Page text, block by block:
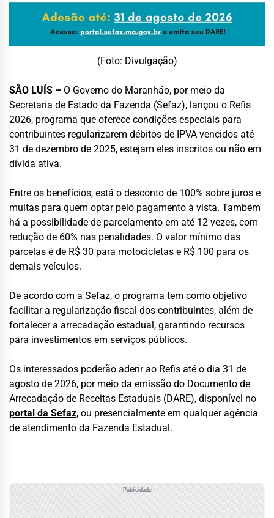
(Foto: Divulgação)
SÃO LUÍS – O Governo do Maranhão, por meio da
Secretaria de Estado da Fazenda (Sefaz), lançou o Refis
2026, programa que oferece condições especiais para
contribuintes regularizarem débitos de IPVA vencidos até
31 de dezembro de 2025, estejam eles inscritos ou não em
dívida ativa.
Entre os benefícios, está o desconto de 100% sobre juros e
multas para quem optar pelo pagamento à vista. Também
há a possibilidade de parcelamento em até 12 vezes, com
redução de 60% nas penalidades. O valor mínimo das
parcelas é de R$ 30 para motocicletas e R$ 100 para os
demais veículos.
De acordo com a Sefaz, o programa tem como objetivo
facilitar a regularização fiscal dos contribuintes, além de
fortalecer a arrecadação estadual, garantindo recursos
para investimentos em serviços públicos.
Os interessados poderão aderir ao Refis até o dia 31 de
agosto de 2026, por meio da emissão do Documento de
Arrecadação de Receitas Estaduais (DARE), disponível no
portal da Sefaz, ou presencialmente em qualquer agência
de atendimento da Fazenda Estadual.
Publicidade